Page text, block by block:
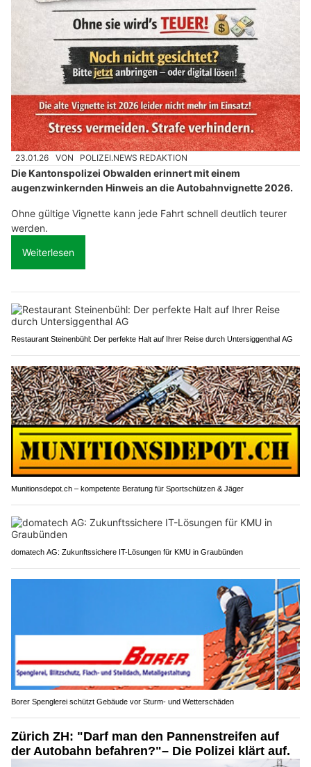
23.01.26 VON POLIZEI.NEWS REDAKTION
Die Kantonspolizei Obwalden erinnert mit einem
augenzwinkernden Hinweis an die Autobahnvignette 2026.
Ohne gültige Vignette kann jede Fahrt schnell deutlich teurer
werden.
Weiterlesen
Restaurant Steinenbühl: Der perfekte Halt auf Ihrer Reise durch Untersiggenthal AG
Munitionsdepot.ch – kompetente Beratung für Sportschützen & Jäger
domatech AG: Zukunftssichere IT-Lösungen für KMU in Graubünden
Borer Spenglerei schützt Gebäude vor Sturm- und Wetterschäden
Zürich ZH: "Darf man den Pannenstreifen auf
der Autobahn befahren?"– Die Polizei klärt auf.